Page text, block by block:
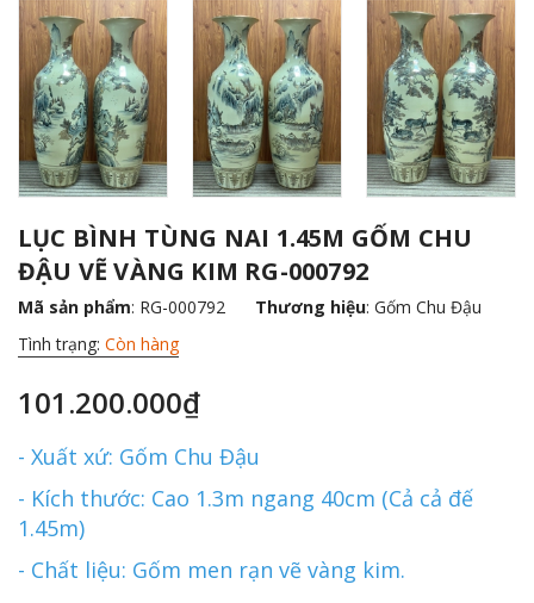
LỤC BÌNH TÙNG NAI 1.45M GỐM CHU
ĐẬU VẼ VÀNG KIM RG-000792
Mã sản phẩm: RG-000792 Thương hiệu: Gốm Chu Đậu
Tình trạng: Còn hàng
101.200.000₫
- Xuất xứ: Gốm Chu Đậu
- Kích thước: Cao 1.3m ngang 40cm (Cả cả đế
1.45m)
- Chất liệu: Gốm men rạn vẽ vàng kim.